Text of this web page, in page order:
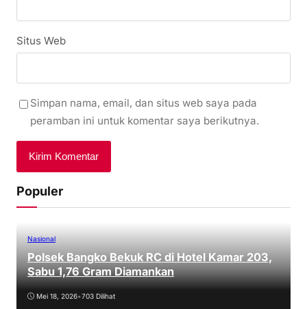
Situs Web
Simpan nama, email, dan situs web saya pada
peramban ini untuk komentar saya berikutnya.
Populer
Nasional
Polsek Bangko Bekuk RC di Hotel Kamar 203,
Sabu 1,76 Gram Diamankan
Mei 18, 2026•703 Dilihat